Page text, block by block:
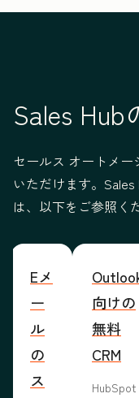
Sales Hub
セールス オートメー
いただけます。
は、以下をご参照く
Eメ
ー
ル
の
ス
向けの
無料
CRM
HubSpot